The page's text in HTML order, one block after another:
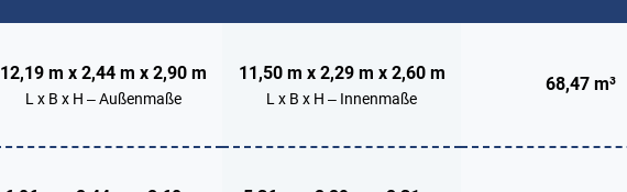
12,19 m x 2,44 m x 2,90 m
L x B x H – Außenmaße
11,50 m x 2,29 m x 2,60 m
L x B x H – Innenmaße
68,47 m³